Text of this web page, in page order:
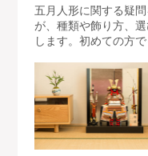
五月人形に関する疑
が、種類や飾り方、
します。初めての方